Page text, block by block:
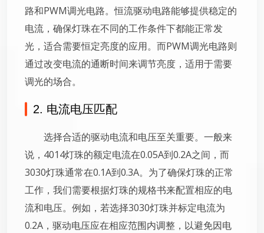
路和PWM调光电路。恒流驱动电路能够提供稳定的
电流，确保灯珠在不同的工作条件下都能正常发
光，适合需要恒定亮度的应用。而PWM调光电路则
通过改变电流的通断时间来调节亮度，适用于需要
调光的场合。
2. 电流电压匹配
选择合适的驱动电流和电压至关重要。一般来
说，4014灯珠的额定电流在0.05A到0.2A之间，而
3030灯珠通常在0.1A到0.3A。为了确保灯珠的正常
工作，我们需要根据灯珠的规格书来配置相应的电
流和电压。例如，若选择3030灯珠并标定电流为
0.2A，驱动电压应在相应范围内调整，以避免因电